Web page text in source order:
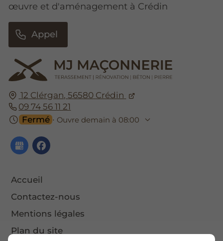
12 Clérgan, 56580 Crédin
09 74 56 11 21
Fermé ⋅ Ouvre demain à 08:00
Accueil
Contactez-nous
Mentions légales
Plan du site
œuvre et d'aménagement à Crédin
Appel